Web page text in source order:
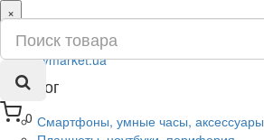
0
×
ru
ua
Каталог
Смартфоны, умные часы, аксессуары